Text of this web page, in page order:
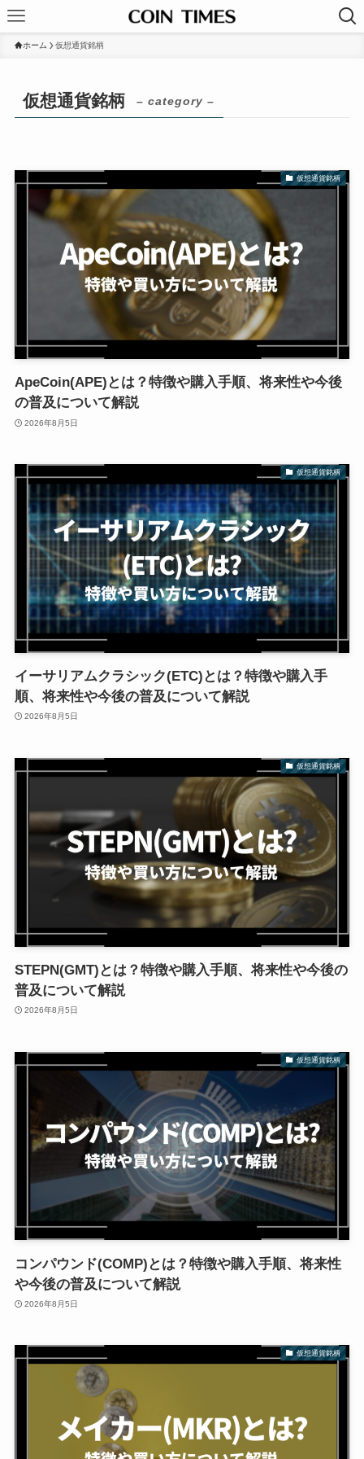
ホーム 仮想通貨銘柄
仮想通貨銘柄 – category –
仮想通貨銘柄
ApeCoin(APE)とは？特徴や購入手順、将来性や今後
の普及について解説
2026年8月5日
仮想通貨銘柄
イーサリアムクラシック(ETC)とは？特徴や購入手
順、将来性や今後の普及について解説
2026年8月5日
仮想通貨銘柄
STEPN(GMT)とは？特徴や購入手順、将来性や今後の
普及について解説
2026年8月5日
仮想通貨銘柄
コンパウンド(COMP)とは？特徴や購入手順、将来性
や今後の普及について解説
2026年8月5日
仮想通貨銘柄